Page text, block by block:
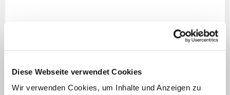
Diese Webseite verwendet Cookies
Wir verwenden Cookies, um Inhalte und Anzeigen zu
Auch Patienten mit bestehenden AV-Shunts
mit Dysfunktion oder mit der Frage des Gefäß-
erfolgreicher Nierentransplantation können
selbstverständlich bei uns vorgestellt werden.